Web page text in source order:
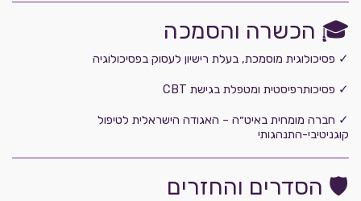
🎓 הכשרה והסמכה
✓ פסיכולוגית מוסמכת, בעלת רישיון לעסוק בפסיכולוגיה
✓ פסיכותרפיסטית ומטפלת בגישת CBT
✓ חברה מומחית באיט״ה – האגודה הישראלית לטיפול
קוגניטיבי-התנהגותי
🛡️ הסדרים והחזרים